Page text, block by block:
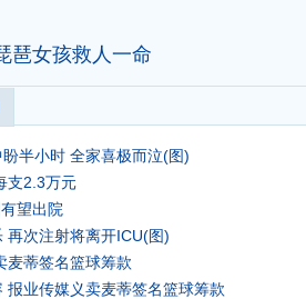
琶女孩救人一命
半小时 全家喜极而泣(图)
支2.3万元
望出院
再次注射将离开ICU(图)
麦蒂签名篮球筹款
报业传媒义卖麦蒂签名篮球筹款